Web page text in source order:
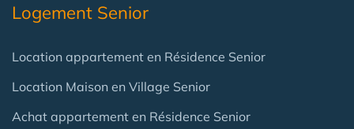
Logement Senior
Location appartement en Résidence Senior
Location Maison en Village Senior
Achat appartement en Résidence Senior